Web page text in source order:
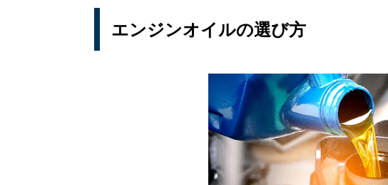
エンジンオイルの選び方